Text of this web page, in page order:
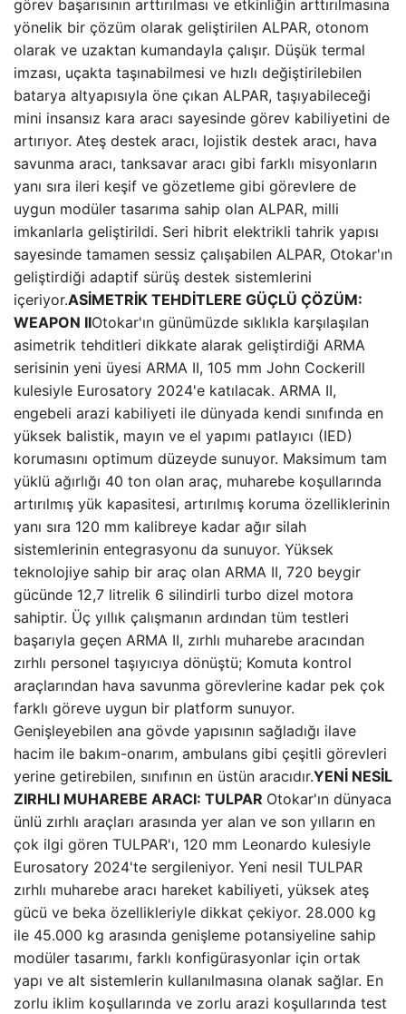
görev başarısının arttırılması ve etkinliğin arttırılmasına
yönelik bir çözüm olarak geliştirilen ALPAR, otonom
olarak ve uzaktan kumandayla çalışır. Düşük termal
imzası, uçakta taşınabilmesi ve hızlı değiştirilebilen
batarya altyapısıyla öne çıkan ALPAR, taşıyabileceği
mini insansız kara aracı sayesinde görev kabiliyetini de
artırıyor. Ateş destek aracı, lojistik destek aracı, hava
savunma aracı, tanksavar aracı gibi farklı misyonların
yanı sıra ileri keşif ve gözetleme gibi görevlere de
uygun modüler tasarıma sahip olan ALPAR, milli
imkanlarla geliştirildi. Seri hibrit elektrikli tahrik yapısı
sayesinde tamamen sessiz çalışabilen ALPAR, Otokar'ın
geliştirdiği adaptif sürüş destek sistemlerini
içeriyor.ASİMETRİK TEHDİTLERE GÜÇLÜ ÇÖZÜM:
WEAPON IIOtokar'ın günümüzde sıklıkla karşılaşılan
asimetrik tehditleri dikkate alarak geliştirdiği ARMA
serisinin yeni üyesi ARMA II, 105 mm John Cockerill
kulesiyle Eurosatory 2024'e katılacak. ARMA II,
engebeli arazi kabiliyeti ile dünyada kendi sınıfında en
yüksek balistik, mayın ve el yapımı patlayıcı (IED)
korumasını optimum düzeyde sunuyor. Maksimum tam
yüklü ağırlığı 40 ton olan araç, muharebe koşullarında
artırılmış yük kapasitesi, artırılmış koruma özelliklerinin
yanı sıra 120 mm kalibreye kadar ağır silah
sistemlerinin entegrasyonu da sunuyor. Yüksek
teknolojiye sahip bir araç olan ARMA II, 720 beygir
gücünde 12,7 litrelik 6 silindirli turbo dizel motora
sahiptir. Üç yıllık çalışmanın ardından tüm testleri
başarıyla geçen ARMA II, zırhlı muharebe aracından
zırhlı personel taşıyıcıya dönüştü; Komuta kontrol
araçlarından hava savunma görevlerine kadar pek çok
farklı göreve uygun bir platform sunuyor.
Genişleyebilen ana gövde yapısının sağladığı ilave
hacim ile bakım-onarım, ambulans gibi çeşitli görevleri
yerine getirebilen, sınıfının en üstün aracıdır.YENİ NESİL
ZIRHLI MUHAREBE ARACI: TULPAR Otokar'ın dünyaca
ünlü zırhlı araçları arasında yer alan ve son yılların en
çok ilgi gören TULPAR'ı, 120 mm Leonardo kulesiyle
Eurosatory 2024'te sergileniyor. Yeni nesil TULPAR
zırhlı muharebe aracı hareket kabiliyeti, yüksek ateş
gücü ve beka özellikleriyle dikkat çekiyor. 28.000 kg
ile 45.000 kg arasında genişleme potansiyeline sahip
modüler tasarımı, farklı konfigürasyonlar için ortak
yapı ve alt sistemlerin kullanılmasına olanak sağlar. En
zorlu iklim koşullarında ve zorlu arazi koşullarında test